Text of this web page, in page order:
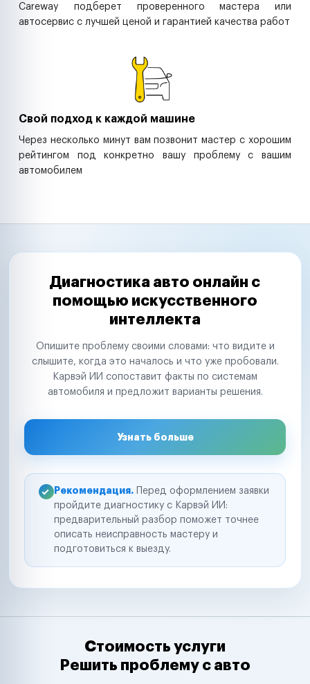
Careway подберет проверенного мастера или
автосервис с лучшей ценой и гарантией качества работ
Свой подход к каждой машине
Через несколько минут вам позвонит мастер с хорошим
рейтингом под конкретно вашу проблему с вашим
автомобилем
Диагностика авто онлайн с
помощью искусственного
интеллекта
Опишите проблему своими словами: что видите и
слышите, когда это началось и что уже пробовали.
Карвэй ИИ сопоставит факты по системам
автомобиля и предложит варианты решения.
Узнать больше
Рекомендация. Перед оформлением заявки
пройдите диагностику с Карвэй ИИ:
предварительный разбор поможет точнее
описать неисправность мастеру и
подготовиться к выезду.
Стоимость услуги
Решить проблему с авто